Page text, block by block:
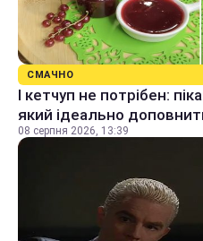
СМАЧНО
І кетчуп не потрібен:
який ідеально
08 серпня 2026, 13:39